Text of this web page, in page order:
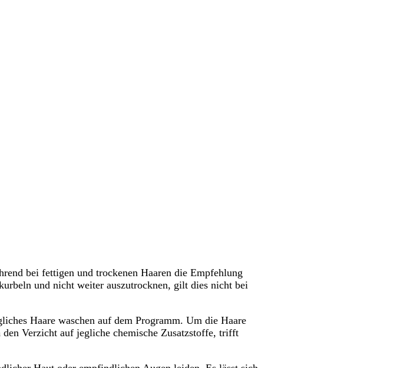
bei fettigen und trockenen Haaren die Empfehlung
und nicht weiter auszutrocknen, gilt dies nicht bei
Haare waschen auf dem Programm. Um die Haare
Verzicht auf jegliche chemische Zusatzstoffe, trifft